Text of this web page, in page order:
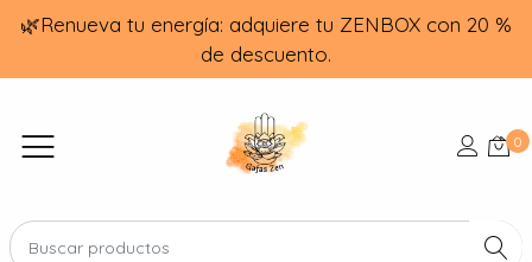
🌿Renueva tu energía: adquiere tu ZENBOX con 20 %
de descuento.
0